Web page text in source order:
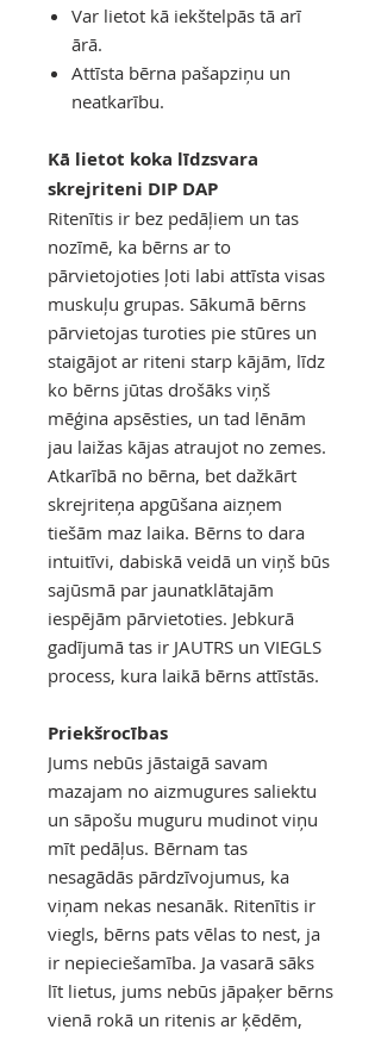
Var lietot kā iekštelpās tā arī
ārā.
Attīsta bērna pašapziņu un
neatkarību.
Kā lietot koka līdzsvara
skrejriteni DIP DAP
Ritenītis ir bez pedāļiem un tas
nozīmē, ka bērns ar to
pārvietojoties ļoti labi attīsta visas
muskuļu grupas. Sākumā bērns
pārvietojas turoties pie stūres un
staigājot ar riteni starp kājām, līdz
ko bērns jūtas drošāks viņš
mēģina apsēsties, un tad lēnām
jau laižas kājas atraujot no zemes.
Atkarībā no bērna, bet dažkārt
skrejriteņa apgūšana aizņem
tiešām maz laika. Bērns to dara
intuitīvi, dabiskā veidā un viņš būs
sajūsmā par jaunatklātajām
iespējām pārvietoties. Jebkurā
gadījumā tas ir JAUTRS un VIEGLS
process, kura laikā bērns attīstās.
Priekšrocības
Jums nebūs jāstaigā savam
mazajam no aizmugures saliektu
un sāpošu muguru mudinot viņu
mīt pedāļus. Bērnam tas
nesagādās pārdzīvojumus, ka
viņam nekas nesanāk. Ritenītis ir
viegls, bērns pats vēlas to nest, ja
ir nepieciešamība. Ja vasarā sāks
līt lietus, jums nebūs jāpaķer bērns
vienā rokā un ritenis ar ķēdēm,